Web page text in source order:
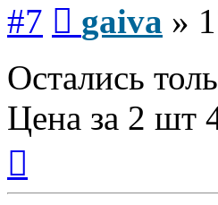
#7 gaiva »
Остались
Цена за 2 шт
началу